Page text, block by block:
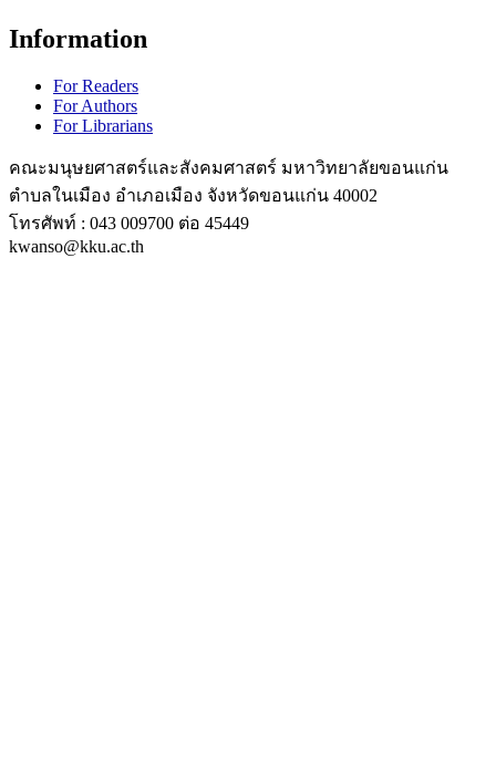
Information
For Readers
For Authors
For Librarians
คณะมนุษยศาสตร์และสังคมศาสตร์ มหาวิทยาลัยขอนแก่น
ตำบลในเมือง อำเภอเมือง จังหวัดขอนแก่น 40002
โทรศัพท์ : 043 009700 ต่อ 45449
kwanso@kku.ac.th